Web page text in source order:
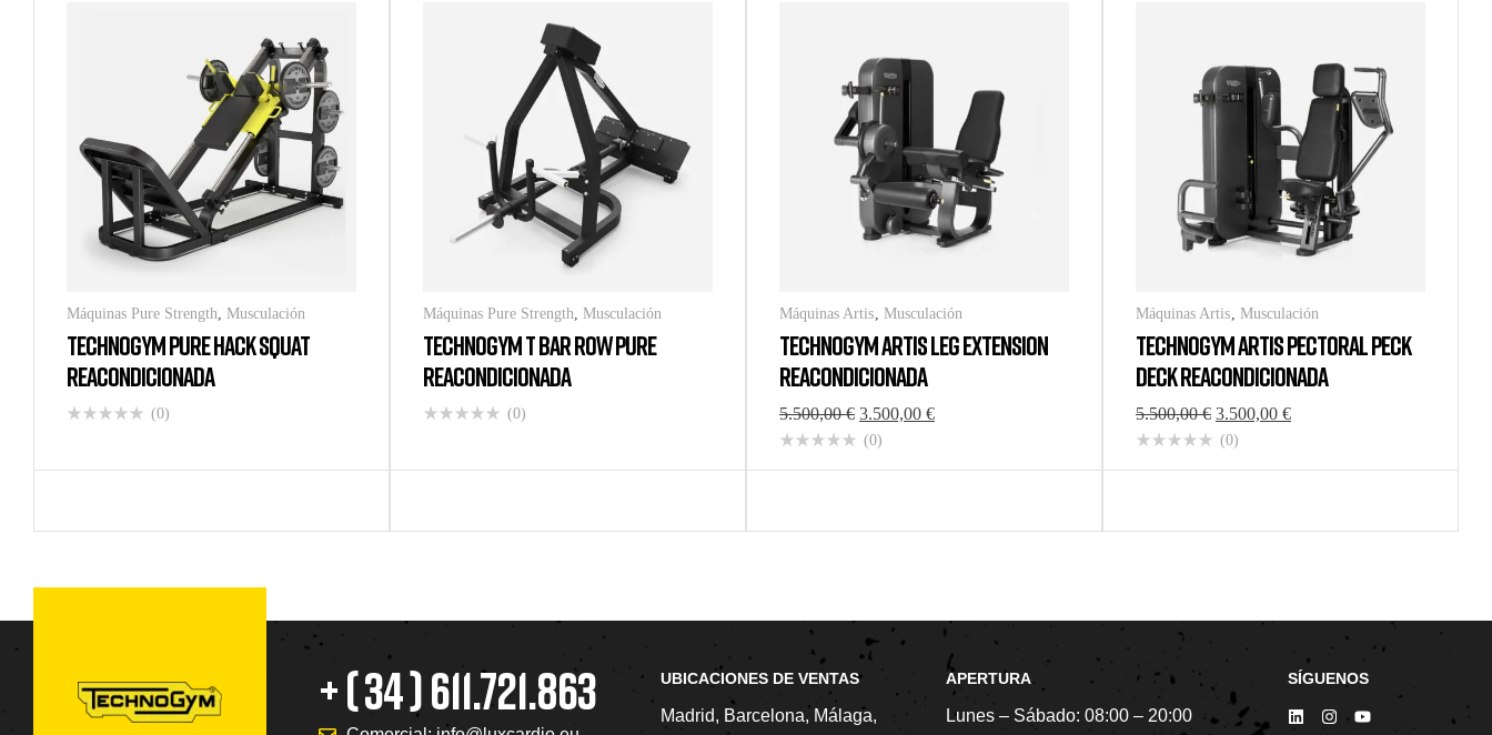
Máquinas Pure Strength Musculación
TECHNOGYM PURE HACK SQUAT
REACONDICIONADA
(0)
Máquinas Pure Strength Musculación
TECHNOGYM T BAR ROW PURE
REACONDICIONADA
(0)
Máquinas Artis Musculación
TECHNOGYM ARTIS LEG EXTENSION
REACONDICIONADA
5.500,00€ 3.500,00 €
(0)
Máquinas Artis Musculación
TECHNOGYM ARTIS PECTORAL PECK
DECK REACONDICIONADA
5.500,00€ 3.500,00 €
(0)
+ ( 34 ) 611.721.863 UBICACIONES DE VENTAS
Madrid, Barcelona, Málaga,
APERTURA
Lunes – Sábado: 08:00 – 20:00
SÍGUENOS